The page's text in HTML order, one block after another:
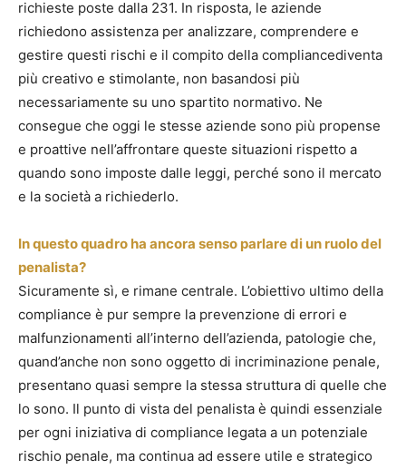
richieste poste dalla 231. In risposta, le aziende
richiedono assistenza per analizzare, comprendere e
gestire questi rischi e il compito della compliancediventa
più creativo e stimolante, non basandosi più
necessariamente su uno spartito normativo. Ne
consegue che oggi le stesse aziende sono più propense
e proattive nell’affrontare queste situazioni rispetto a
quando sono imposte dalle leggi, perché sono il mercato
e la società a richiederlo.
In questo quadro ha ancora senso parlare di un ruolo del
penalista?
Sicuramente sì, e rimane centrale. L’obiettivo ultimo della
compliance è pur sempre la prevenzione di errori e
malfunzionamenti all’interno dell’azienda, patologie che,
quand’anche non sono oggetto di incriminazione penale,
presentano quasi sempre la stessa struttura di quelle che
lo sono. Il punto di vista del penalista è quindi essenziale
per ogni iniziativa di compliance legata a un potenziale
rischio penale, ma continua ad essere utile e strategico